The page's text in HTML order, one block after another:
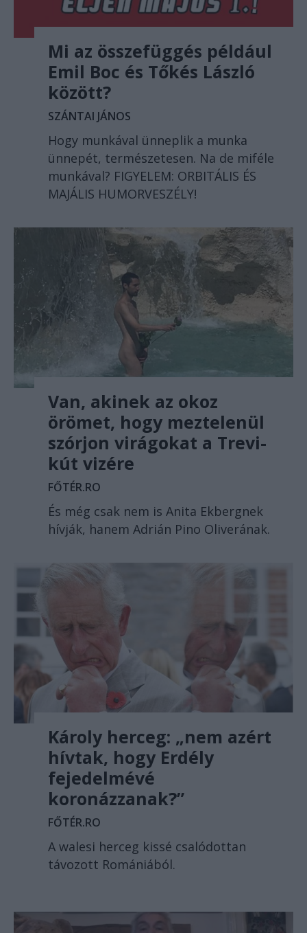
Mi az összefüggés például
Emil Boc és Tőkés László
között?
SZÁNTAI JÁNOS
Hogy munkával ünneplik a munka
ünnepét, természetesen. Na de miféle
munkával? FIGYELEM: ORBITÁLIS ÉS
MAJÁLIS HUMORVESZÉLY!
Van, akinek az okoz
örömet, hogy meztelenül
szórjon virágokat a Trevi-
kút vizére
FŐTÉR.RO
És még csak nem is Anita Ekbergnek
hívják, hanem Adrián Pino Oliverának.
Károly herceg: „nem azért
hívtak, hogy Erdély
fejedelmévé
koronázzanak?”
FŐTÉR.RO
A walesi herceg kissé csalódottan
távozott Romániából.